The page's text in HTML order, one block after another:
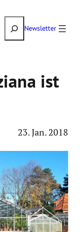
SuchenNewsletter
ist
23. Jan. 2018